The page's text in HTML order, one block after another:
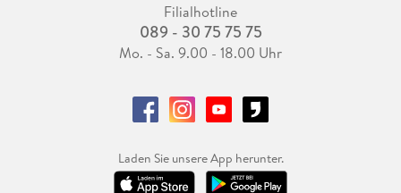
Filialhotline
089 - 30 75 75 75
Mo. - Sa. 9.00 - 18.00 Uhr
Laden Sie unsere App herunter.